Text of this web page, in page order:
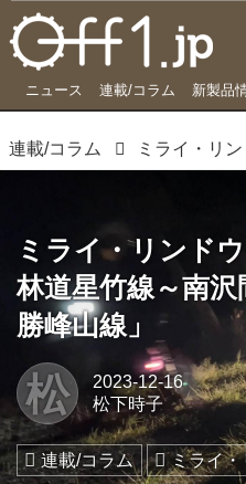
ニュース 連載/コラム 新製品
連載/コラム
ミライ・リンド
林道星竹線～南
勝峰山線」
松
2023-12-16
松下時子
連載/コラム ミライ